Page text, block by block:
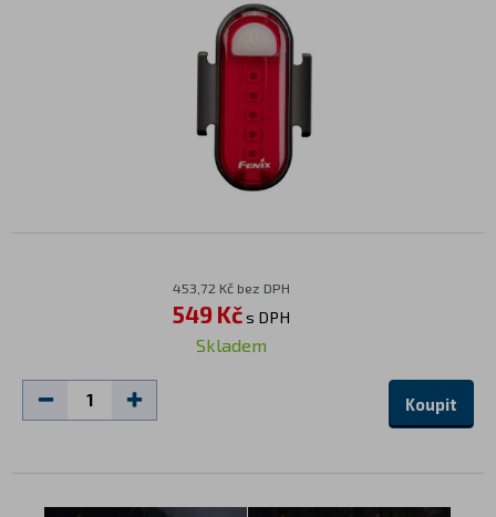
453,72 Kč bez DPH
549 Kčs DPH
Skladem
Koupit